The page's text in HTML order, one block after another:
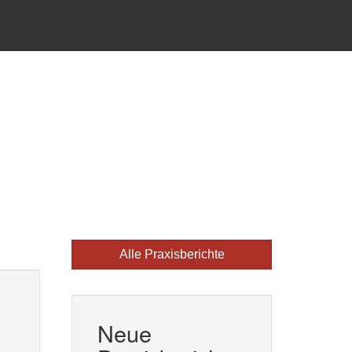
Alle Praxisberichte
Neue